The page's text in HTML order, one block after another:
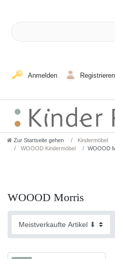
Anmelden Registrieren
Zur Startseite gehen Kindermöbel
WOOOD Kindermöbel
WOOOD
WOOOD Morris